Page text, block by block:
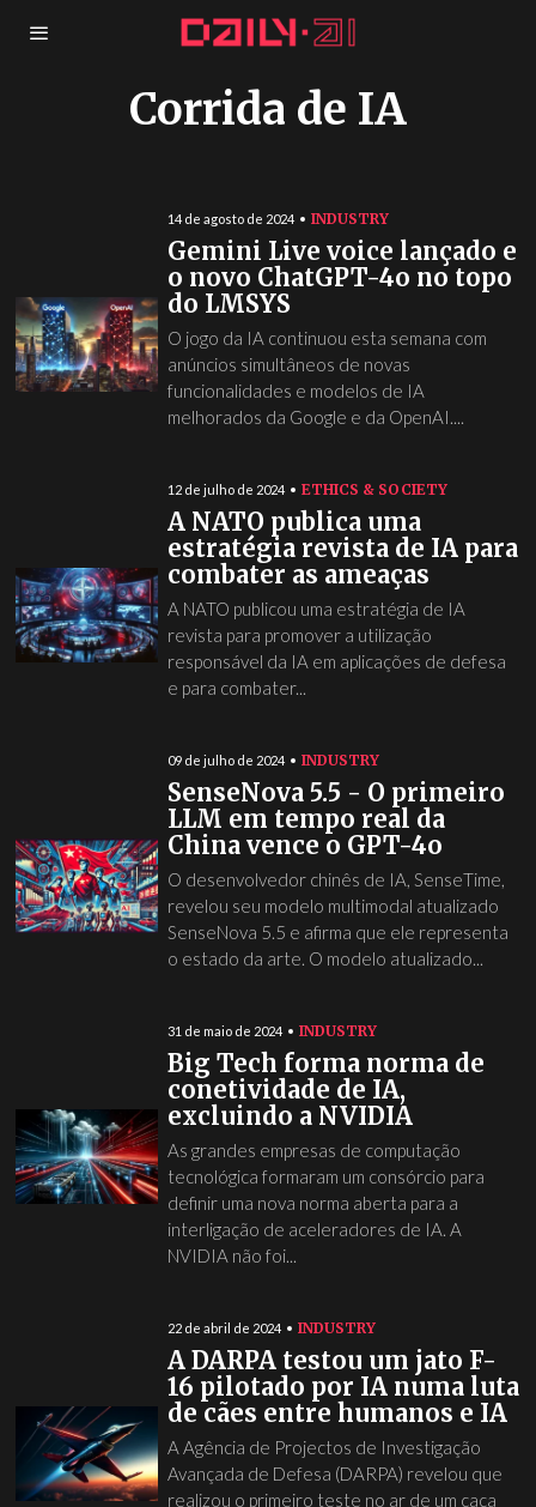
Corrida de IA
14 de agosto de 2024 INDUSTRY
Gemini Live voice lançado e
o novo ChatGPT-4o no topo
do LMSYS
O jogo da IA continuou esta semana com
anúncios simultâneos de novas
funcionalidades e modelos de IA
melhorados da Google e da OpenAI....
12 de julho de 2024 ETHICS & SOCIETY
A NATO publica uma
estratégia revista de IA para
combater as ameaças
A NATO publicou uma estratégia de IA
revista para promover a utilização
responsável da IA em aplicações de defesa
e para combater...
09 de julho de 2024 INDUSTRY
SenseNova 5.5 - O primeiro
LLM em tempo real da
China vence o GPT-4o
O desenvolvedor chinês de IA, SenseTime,
revelou seu modelo multimodal atualizado
SenseNova 5.5 e afirma que ele representa
o estado da arte. O modelo atualizado...
31 de maio de 2024 INDUSTRY
Big Tech forma norma de
conetividade de IA,
excluindo a NVIDIA
As grandes empresas de computação
tecnológica formaram um consórcio para
definir uma nova norma aberta para a
interligação de aceleradores de IA. A
NVIDIA não foi...
22 de abril de 2024 INDUSTRY
A DARPA testou um jato F-
16 pilotado por IA numa luta
de cães entre humanos e IA
A Agência de Projectos de Investigação
Avançada de Defesa (DARPA) revelou que
realizou o primeiro teste no ar de um caça